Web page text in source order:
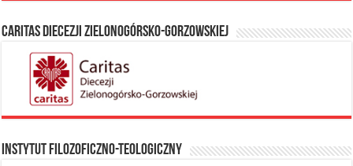
Caritas Diecezji Zielonogórsko-Gorzowskiej
Instytut Filozoficzno-Teologiczny